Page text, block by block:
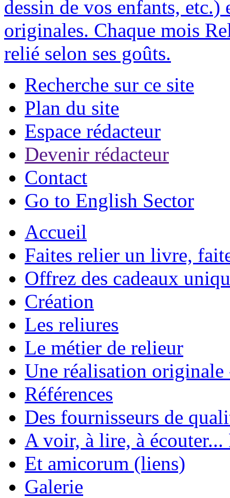
dessin de vos enfants,
originales. Chaque mois
relié selon ses goûts.
Recherche sur ce site
Plan du site
Espace rédacteur
Devenir rédacteur
Contact
Go to English Sector
Accueil
Faites relier un livre,
Offrez des cadeaux
Création
Les reliures
Le métier de relieur
Une réalisation
Références
Des fournisseurs de
A voir, à lire, à écouter...
Et amicorum (liens)
Galerie